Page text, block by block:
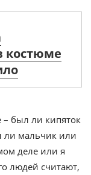
костюме
был ли кипяток
ли мальчик или
деле или я
людей считают,